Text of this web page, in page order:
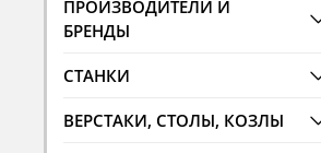
ПРОИЗВОДИТЕЛИ И
БРЕНДЫ
СТАНКИ
ВЕРСТАКИ, СТОЛЫ, КОЗЛЫ